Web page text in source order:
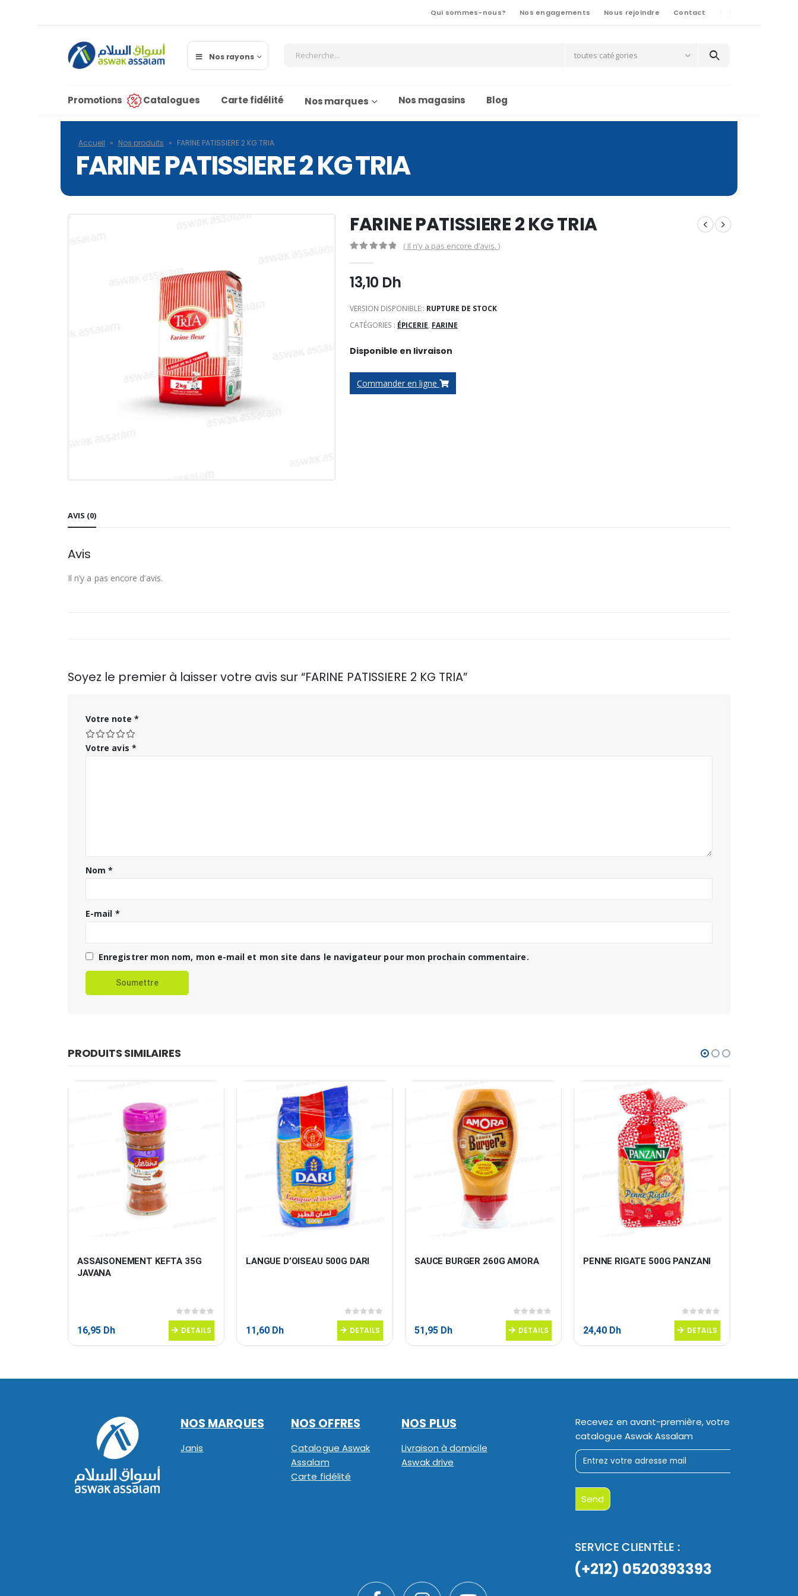
Qui sommes-nous? Nos engagements Nous rejoindre Contact
Nos rayons toutes catégories
Promotions Catalogues Carte fidélité Nos marques Nos magasins Blog
Accueil » Nos produits » FARINE PATISSIERE 2 KG TRIA
FARINE PATISSIERE 2 KG TRIA
FARINE PATISSIERE 2 KG TRIA
( Il n’y a pas encore d’avis. )
13,10 Dh
VERSION DISPONIBLE:: RUPTURE DE STOCK
CATÉGORIES : ÉPICERIE, FARINE
Disponible en livraison
Commander en ligne
AVIS (0)
Avis
Il n’y a pas encore d’avis.
Soyez le premier à laisser votre avis sur “FARINE PATISSIERE 2 KG TRIA”
Votre note *
Votre avis *
Nom*
E-mail *
Enregistrer mon nom, mon e-mail et mon site dans le navigateur pour mon prochain commentaire.
PRODUITS SIMILAIRES
ASSAISONEMENT KEFTA 35G
JAVANA
0sur 5
16,95 Dh DETAILS
LANGUE D’OISEAU 500G DARI
0sur 5
11,60 Dh DETAILS
SAUCE BURGER 260G AMORA
0sur 5
51,95 Dh DETAILS
PENNE RIGATE 500G PANZANI
0sur 5
24,40 Dh DETAILS
NOS MARQUES
Janis
NOS OFFRES
Catalogue Aswak
Assalam
Carte fidélité
NOS PLUS
Livraison à domicile
Aswak drive
Recevez en avant-première, votre
catalogue Aswak Assalam